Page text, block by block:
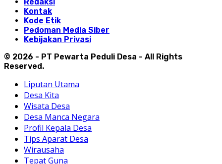
Kontak
Kode Etik
Pedoman Media Siber
Kebijakan Privasi
© 2026 - PT Pewarta Peduli Desa - All Rights
Reserved.
Liputan Utama
Desa Kita
Wisata Desa
Desa Manca Negara
Profil Kepala Desa
Tips Aparat Desa
Wirausaha
Tepat Guna